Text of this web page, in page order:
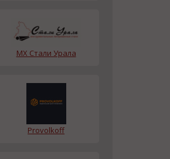
МХ Стали Урала
Provolkoff